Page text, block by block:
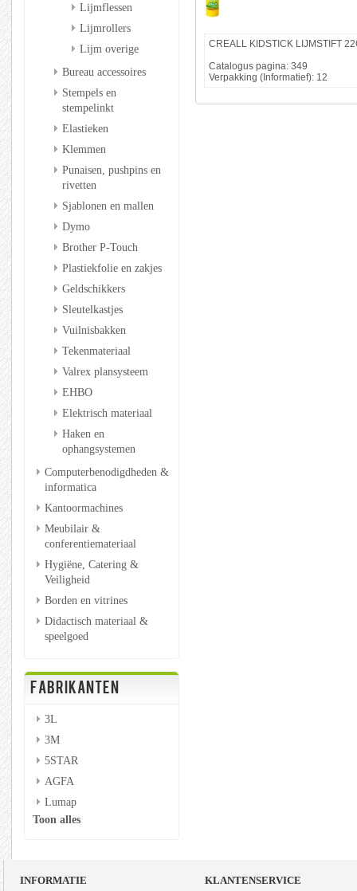
Lijmflessen
Lijmrollers
Lijm overige
Bureau accessoires
Stempels en
stempelinkt
Elastieken
Klemmen
Punaisen, pushpins en
rivetten
Sjablonen en mallen
Dymo
Brother P-Touch
Plastiekfolie en zakjes
Geldschikkers
Sleutelkastjes
Vuilnisbakken
Tekenmateriaal
Valrex plansysteem
EHBO
Elektrisch materiaal
Haken en
ophangsystemen
Computerbenodigdheden &
informatica
Kantoormachines
Meubilair &
conferentiemateriaal
Hygiëne, Catering &
Veiligheid
Borden en vitrines
Didactisch materiaal &
speelgoed
FABRIKANTEN
3L
3M
5STAR
AGFA
Lumap
Toon alles
CREALL KIDSTICK LIJMSTIFT
Catalogus pagina: 349
Verpakking (Informatief): 12
INFORMATIE KLANTENSERVICE